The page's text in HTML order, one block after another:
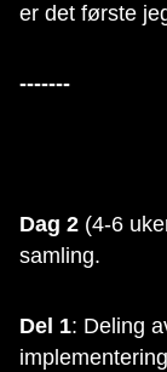
er det første
-------
Dag 2 (4-6
samling.
Del 1: Deling